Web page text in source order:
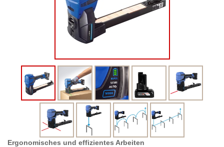
Ergonomisches und effizientes Arbeiten